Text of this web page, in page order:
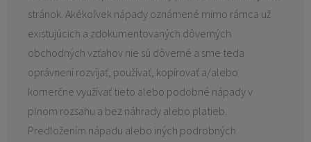
stránok. Akékoľvek nápady oznámené mimo rámca už
existujúcich a zdokumentovaných dôverných
obchodných vzťahov nie sú dôverné a sme teda
oprávnení rozvíjať, používať, kopírovať a/alebo
komerčne využívať tieto alebo podobné nápady v
plnom rozsahu a bez náhrady alebo platieb.
Predložením nápadu alebo iných podrobných